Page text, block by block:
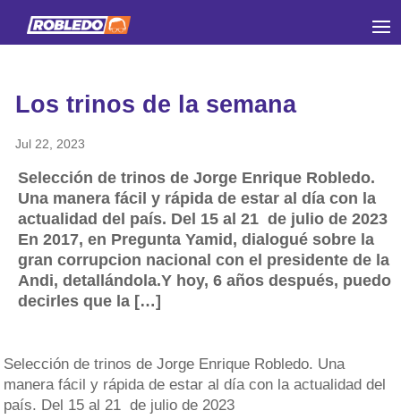
Los trinos de la semana
Jul 22, 2023
Selección de trinos de Jorge Enrique Robledo.
Una manera fácil y rápida de estar al día con la
actualidad del país. Del 15 al 21 de julio de 2023
En 2017, en Pregunta Yamid, dialogué sobre la
gran corrupcion nacional con el presidente de la
Andi, detallándola.Y hoy, 6 años después, puedo
decirles que la […]
Selección de trinos de Jorge Enrique Robledo. Una
manera fácil y rápida de estar al día con la actualidad del
país. Del 15 al 21 de julio de 2023